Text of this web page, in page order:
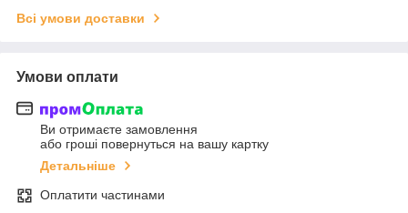
Всі умови доставки
Умови оплати
Ви отримаєте замовлення
або гроші повернуться на вашу картку
Детальніше
Оплатити частинами